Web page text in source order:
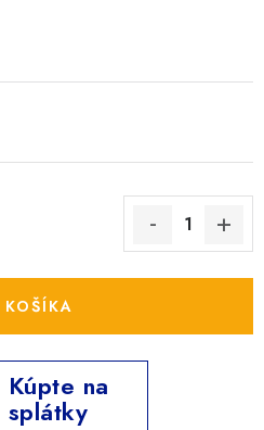
Kúpte na
splátky